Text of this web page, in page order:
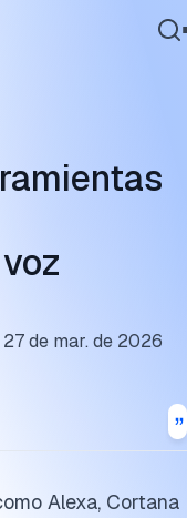
27 de mar. de 2026
Alexa, Cortana
domésticos